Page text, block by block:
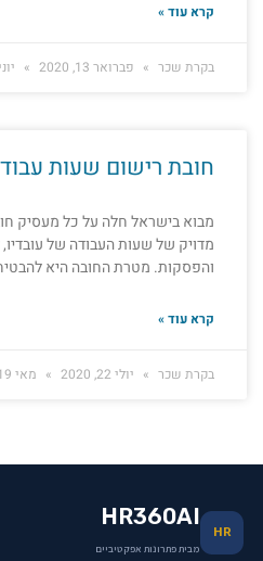
קרא עוד »
בקרת שכר פברואר 13, 2020 יוני 11,
חובת רישום שעות
מבוא בישראל חלה על כל מעסיק
מדויק של שעות העבודה של
והפסקות. מטרת החובה היא
קרא עוד »
בקרת שכר יולי 22, 2020 מאי 19, 2025
HR
HR360AI
מבית פתרונות אפקטיביים